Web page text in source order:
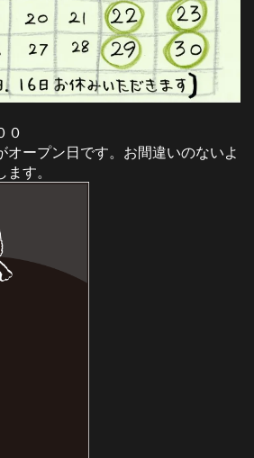
０
オープン日です。お間違いのないよ
す。